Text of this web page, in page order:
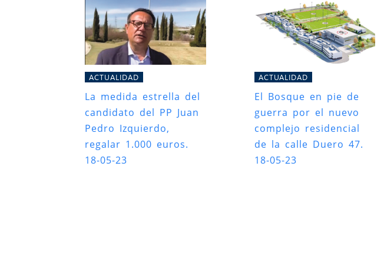
ACTUALIDAD
La medida estrella del
candidato del PP Juan
Pedro Izquierdo,
regalar 1.000 euros.
18-05-23
ACTUALIDAD
El Bosque en pie de
guerra por el nuevo
complejo residencial
de la calle Duero 47.
18-05-23